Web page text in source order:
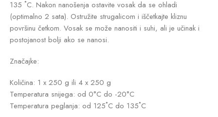
135 ˚C. Nakon nanošenja ostavite vosak da se ohladi
(optimalno 2 sata). Ostružite strugalicom i iščetkajte kliznu
površinu četkom. Vosak se može nanositi i suhi, ali je učinak i
postojanost bolji ako se nanosi.
Značajke:
Količina: 1 x 250 g ili 4 x 250 g
Temperatura snijega: od 0°C do -20°C
Temperatura peglanja: od 125˚C do 135˚C